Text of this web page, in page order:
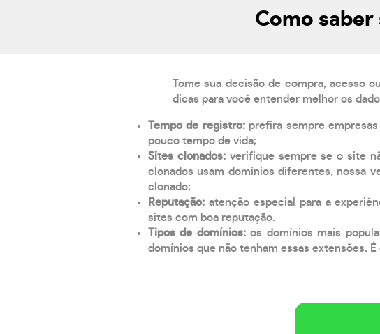
Como
Tome sua decisão de compra, acesso
dicas para você entender melhor os
Tempo de registro: prefira sempre
pouco tempo de vida;
Sites clonados: verifique sempre se o site
clonados usam domínios diferentes, nossa
clonado;
Reputação: atenção especial para a
sites com boa reputação.
Tipos de domínios:os domínios mais
domínios que não tenham essas extensões.